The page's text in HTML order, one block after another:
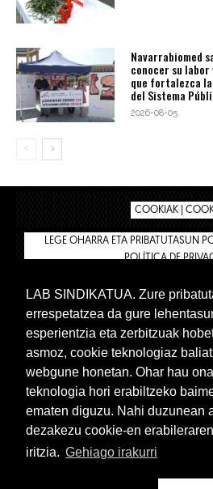
Navarrabiomed
conocer su
que fortalezca
del Sistema
2026-08-05
COOKIAK |
LEGE OHARRA ETA PRIBATUTASUN
POLÍTICA DE
BIZILAN.EUS
INTRANET 🔑
Euskera
www.lab.eus
LAB SINDIKATUA. Zure
errespetatzea da gure
esperientzia eta zerbitzuak
asmoz, cookie teknologiaz
webgune honetan. Ohar hau
teknologia hori erabiltzeko
ematen diguzu. Nahi duzunean
dezakezu cookie-en
iritzia. Gehiago irakurri